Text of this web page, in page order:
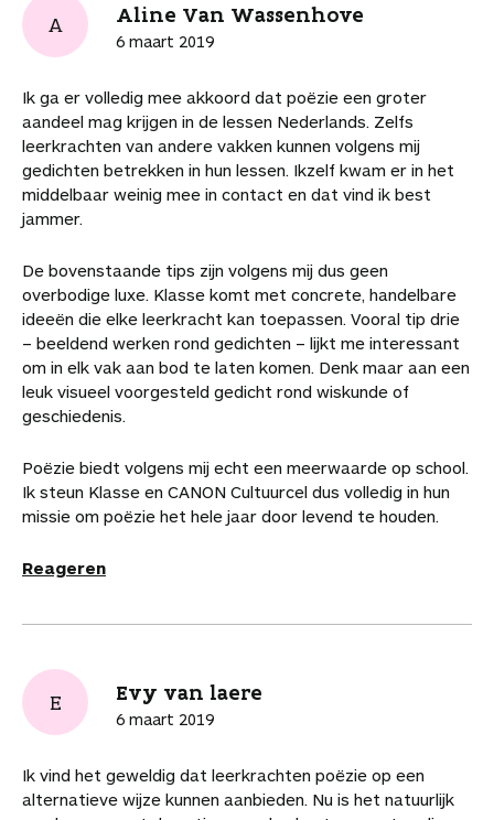
A Aline Van Wassenhove
6 maart 2019
Ik ga er volledig mee akkoord dat poëzie een groter
aandeel mag krijgen in de lessen Nederlands. Zelfs
leerkrachten van andere vakken kunnen volgens mij
gedichten betrekken in hun lessen. Ikzelf kwam er in het
middelbaar weinig mee in contact en dat vind ik best
jammer.
De bovenstaande tips zijn volgens mij dus geen
overbodige luxe. Klasse komt met concrete, handelbare
ideeën die elke leerkracht kan toepassen. Vooral tip drie
– beeldend werken rond gedichten – lijkt me interessant
om in elk vak aan bod te laten komen. Denk maar aan een
leuk visueel voorgesteld gedicht rond wiskunde of
geschiedenis.
Poëzie biedt volgens mij echt een meerwaarde op school.
Ik steun Klasse en CANON Cultuurcel dus volledig in hun
missie om poëzie het hele jaar door levend te houden.
Reageren
E Evy van laere
6 maart 2019
Ik vind het geweldig dat leerkrachten poëzie op een
alternatieve wijze kunnen aanbieden. Nu is het natuurlijk